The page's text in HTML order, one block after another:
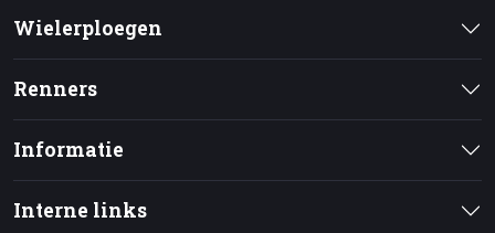
Wielerploegen
Renners
Informatie
Interne links